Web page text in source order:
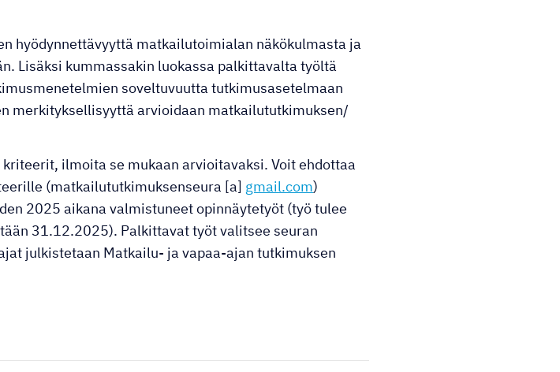
hyödynnettävyyttä matkailutoimialan näkökulmasta ja
Lisäksi kummassakin luokassa palkittavalta työltä
soveltuvuutta tutkimusasetelmaan
merkityksellisyyttä arvioidaan matkailututkimuksen/
ilmoita se mukaan arvioitavaksi. Voit ehdottaa
(matkailututkimuksenseura [a] gmail.com)
2025 aikana valmistuneet opinnäytetyöt (työ tulee
31.12.2025). Palkittavat työt valitsee seuran
julkistetaan Matkailu- ja vapaa-ajan tutkimuksen